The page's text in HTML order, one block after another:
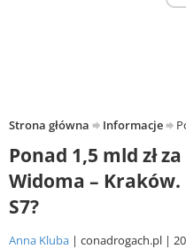
Strona główna Informacje
Ponad 1,5 mld zł
Widoma –
S7?
Anna Kluba conadrogach.pl